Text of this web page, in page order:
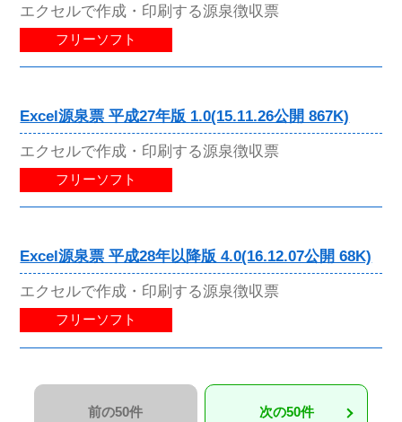
エクセルで作成・印刷する源泉徴収票
フリーソフト
Excel源泉票 平成27年版 1.0(15.11.26公開 867K)
エクセルで作成・印刷する源泉徴収票
フリーソフト
Excel源泉票 平成28年以降版 4.0(16.12.07公開 68K)
エクセルで作成・印刷する源泉徴収票
フリーソフト
前の50件 次の50件